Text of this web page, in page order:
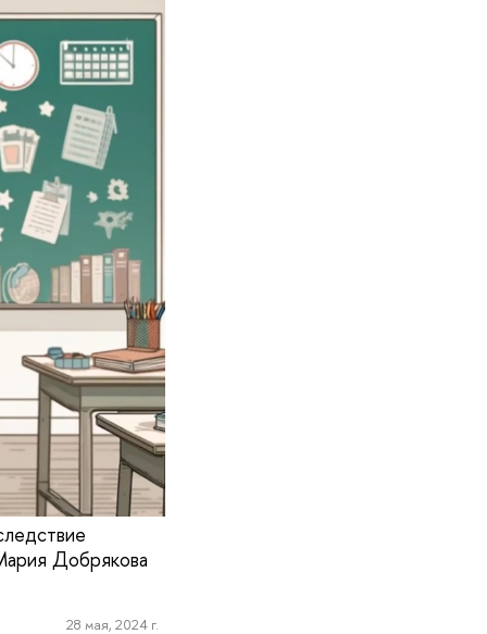
Добрякова
28 мая, 2024 г.